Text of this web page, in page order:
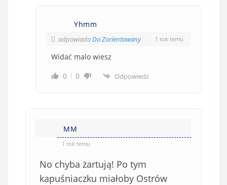
Yhmm
odpowiadaDo Zorientowany 1 rok temu
Widać malo wiesz
0
0 Odpowiedz
MM
1 rok temu
No chyba żartują! Po tym
kapuśniaczku miałoby Ostrów